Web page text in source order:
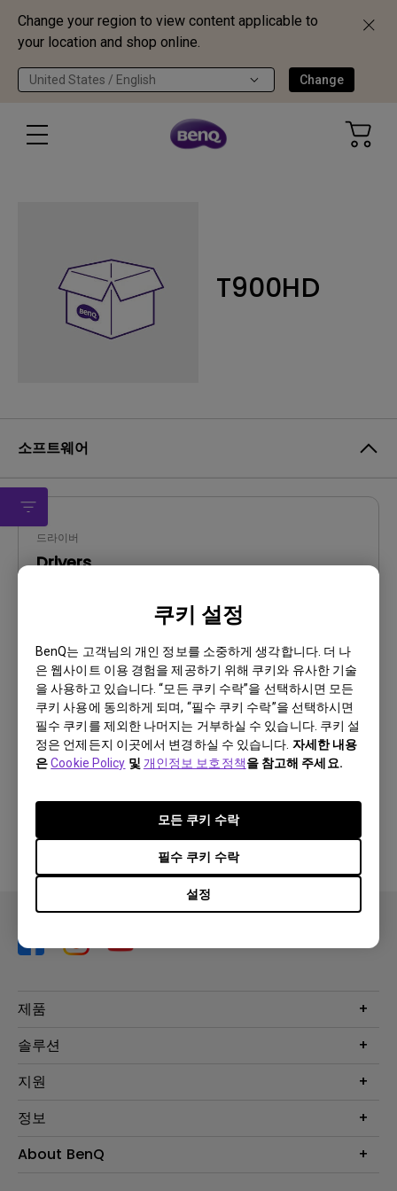
Change your region to view content applicable to
your location and shop online.
United States / English Change
쿠키 설정
BenQ는 고객님의 개인 정보를 소중하게 생각합니다. 더 나
은 웹사이트 이용 경험을 제공하기 위해 쿠키와 유사한 기술
을 사용하고 있습니다. “모든 쿠키 수락”을 선택하시면 모든
쿠키 사용에 동의하게 되며, “필수 쿠키 수락”을 선택하시면
필수 쿠키를 제외한 나머지는 거부하실 수 있습니다. 쿠키 설
정은 언제든지 이곳에서 변경하실 수 있습니다. 자세한 내용
은Cookie Policy 및 개인정보 보호정책을 참고해 주세요.
설정
필수 쿠키 수락
모든 쿠키 수락
T900HD
소프트웨어
드라이버
Drivers
버전: 0
업데이트:2008/11/10
파일 크기:55.6 KB
다운로드
상기 소프트웨어 중 어느 하나를 사용함으로써 귀하는 당사
최종 사용자 라이선스 계약(EULA) 약관에 동의하는 것으
제품
프로젝터
조명
솔루션
Eye-Care 모니터
e스포츠
비즈니스 디스플레이
지원
문의
서비스센터
정보
프로젝터 거리계산기
About BenQ